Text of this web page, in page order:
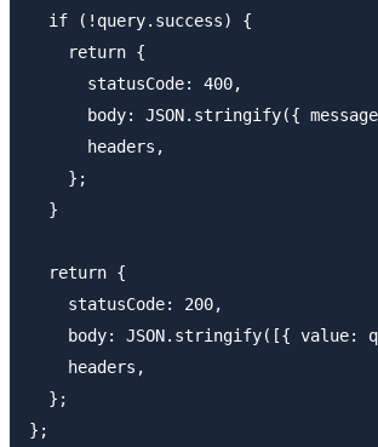
  if (!query.success) {
    return {
      statusCode: 400,
body: JSON.stringify({
      headers,
    };
  }
  return {
    statusCode: 200,
body: JSON.stringify([{ value:
    headers,
  };